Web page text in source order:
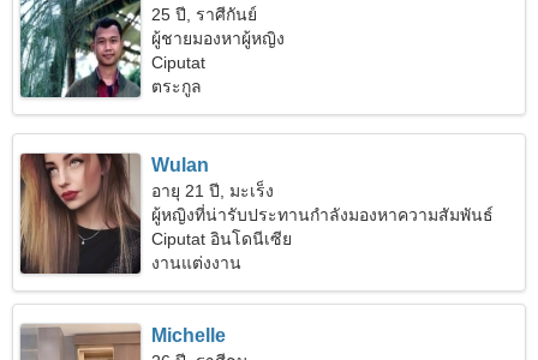
25 ปี, ราศีกันย์
ผู้ชายมองหาผู้หญิง
Ciputat
ตระกูล
Wulan
อายุ 21 ปี, มะเร็ง
ผู้หญิงที่น่ารับประทานกำลังมองหาความสัมพันธ์
Ciputat อินโดนีเซีย
งานแต่งงาน
Michelle